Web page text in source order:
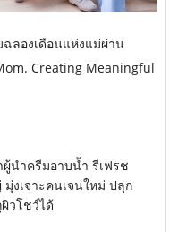
ฉลองเดือนแห่งแม่ผ่าน
Creating Meaningful
นำครีมอาบน้ำ รีเฟรช
งเจาะคนเจนใหม่ ปลุก
วโชว์ได้